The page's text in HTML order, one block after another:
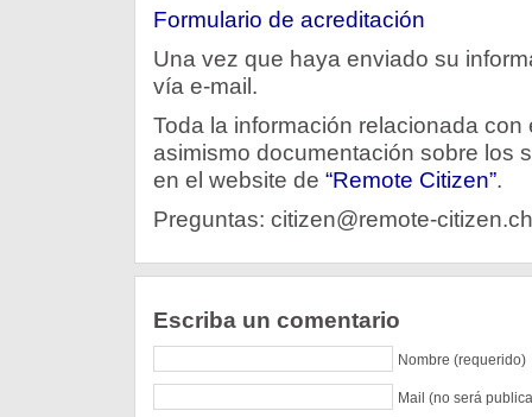
Formulario de acreditación
Una vez que haya enviado su
vía e-mail.
Toda la información relacionada con
asimismo documentación sobre los
en el website de “Remote Citizen”.
Preguntas: citizen@remote-
Escriba un comentario
Nombre (requerido)
Mail (no será